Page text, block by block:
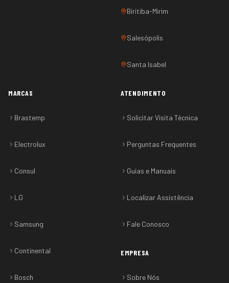
Biritiba-Mirim
Salesópolis
Santa Isabel
MARCAS
Brastemp
Electrolux
Consul
LG
Samsung
Continental
Bosch
ATENDIMENTO
Solicitar Visita Técnica
Perguntas Frequentes
Guias e Manuais
Localizar Assistência
Fale Conosco
EMPRESA
Sobre Nós